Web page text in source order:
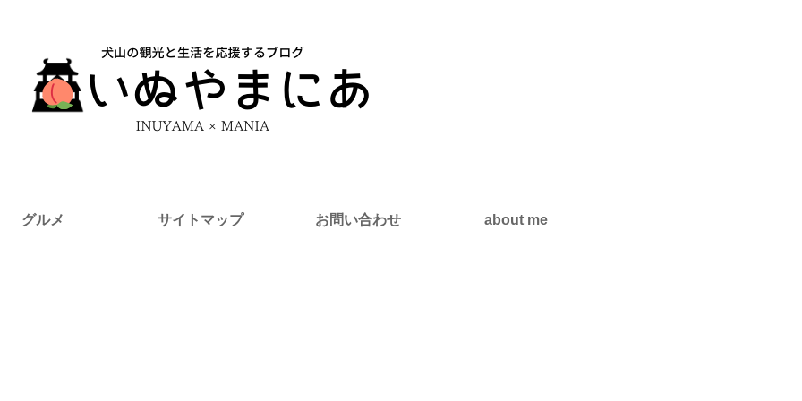
グルメ サイトマップ お問い合わせ about me